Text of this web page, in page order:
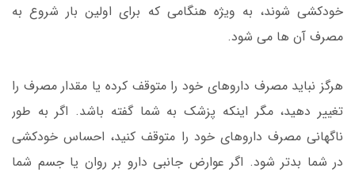
خودکشی شوند، به ویژه هنگامی که برای اولین بار شروع به
مصرف آن ها می شود.
هرگز نباید مصرف داروهای خود را متوقف کرده یا مقدار مصرف را
تغییر دهید، مگر اینکه پزشک به شما گفته باشد. اگر به طور
ناگهانی مصرف داروهای خود را متوقف کنید، احساس خودکشی
در شما بدتر شود. اگر عوارض جانبی دارو بر روان یا جسم شما